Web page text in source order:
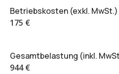
Betriebskosten (exkl. MwSt.)
175 €
Gesamtbelastung (inkl.
944 €